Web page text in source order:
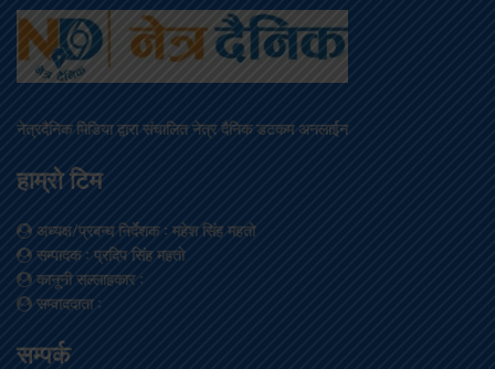
नेत्रदैनिक मिडिया द्वारा संचालित नेत्र दैनिक डटकम अनलाईन
हाम्रो टिम
अध्यक्ष/प्रबन्ध निर्देशक: महेश सिंह महतो
सम्पादक: प्रदिप सिंह महतो
कानूनी सल्लाहकार:
सम्वाददाता:
सम्पर्क